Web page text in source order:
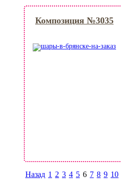
Композиция №3035
Назад 1 2 3 4 5 6 7 8 9 10